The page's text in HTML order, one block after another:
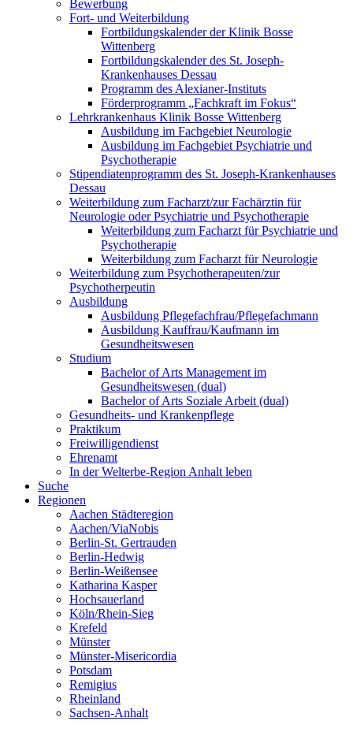
Bewerbung
Fort- und Weiterbildung
Fortbildungskalender der Klinik Bosse
Wittenberg
Fortbildungskalender des St. Joseph-
Krankenhauses Dessau
Programm des Alexianer-Instituts
Förderprogramm „Fachkraft im Fokus“
Lehrkrankenhaus Klinik Bosse Wittenberg
Ausbildung im Fachgebiet Neurologie
Ausbildung im Fachgebiet Psychiatrie und
Psychotherapie
Stipendiatenprogramm des St. Joseph-Krankenhauses
Dessau
Weiterbildung zum Facharzt/zur Fachärztin für
Neurologie oder Psychiatrie und Psychotherapie
Weiterbildung zum Facharzt für Psychiatrie und
Psychotherapie
Weiterbildung zum Facharzt für Neurologie
Weiterbildung zum Psychotherapeuten/zur
Psychotherpeutin
Ausbildung
Ausbildung Pflegefachfrau/Pflegefachmann
Ausbildung Kauffrau/Kaufmann im
Gesundheitswesen
Studium
Bachelor of Arts Management im
Gesundheitswesen (dual)
Bachelor of Arts Soziale Arbeit (dual)
Gesundheits- und Krankenpflege
Praktikum
Freiwilligendienst
Ehrenamt
In der Welterbe-Region Anhalt leben
Suche
Regionen
Aachen Städteregion
Aachen/ViaNobis
Berlin-St. Gertrauden
Berlin-Hedwig
Berlin-Weißensee
Katharina Kasper
Hochsauerland
Köln/Rhein-Sieg
Krefeld
Münster
Münster-Misericordia
Potsdam
Remigius
Rheinland
Sachsen-Anhalt